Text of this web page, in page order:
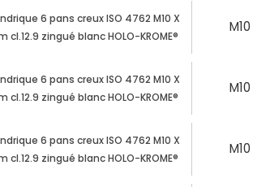
6 pans creux ISO 4762 M10 X
cl.12.9 zingué blanc HOLO-KROME®
M10
6 pans creux ISO 4762 M10 X
cl.12.9 zingué blanc HOLO-KROME®
M10
6 pans creux ISO 4762 M10 X
cl.12.9 zingué blanc HOLO-KROME®
M10